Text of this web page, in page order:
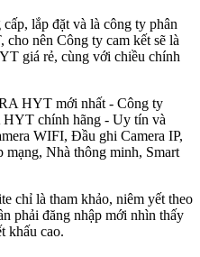
lắp đặt và là công ty phân
nên Công ty cam kết sẽ là
giá rẻ, cùng với chiều chính
HYT mới nhất - Công ty
chính hãng - Uy tín và
WIFI, Đầu ghi Camera IP,
mạng, Nhà thông minh, Smart
chỉ là tham khảo, niêm yết theo
phải đăng nhập mới nhìn thấy
khấu cao.